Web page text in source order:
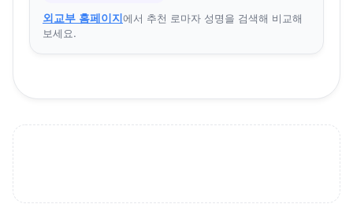
외교부 홈페이지에서 추천 로마자 성명을 검색해 비교해
보세요.